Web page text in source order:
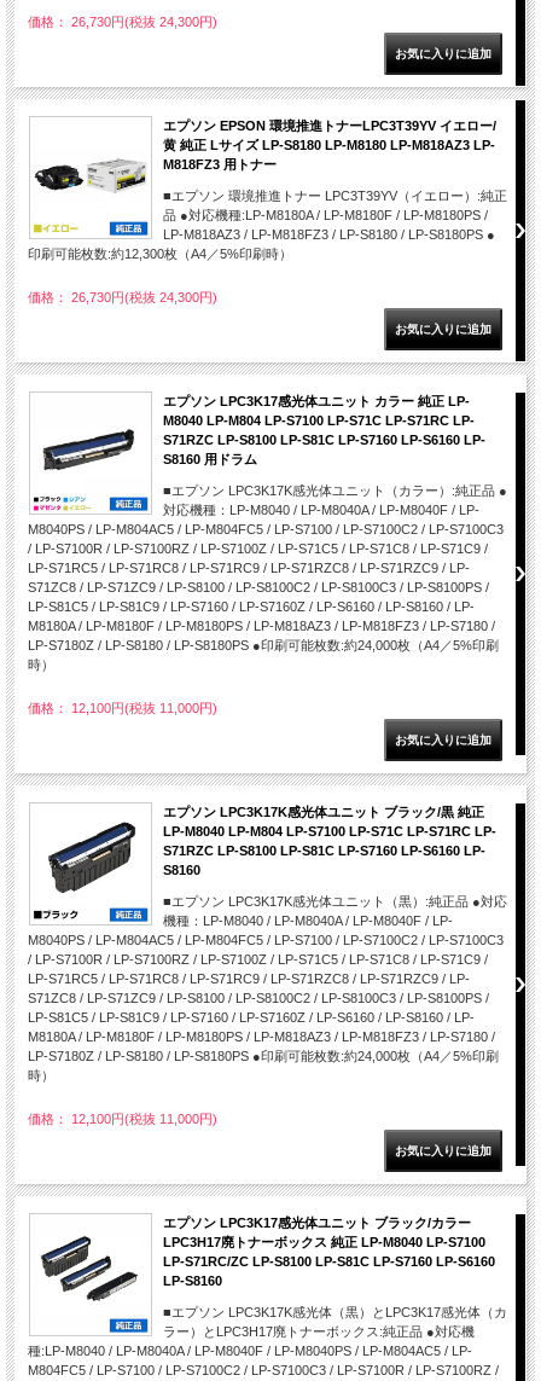
価格： 26,730円(税抜 24,300円)
エプソン EPSON 環境推進トナーLPC3T39YV イエロー/
黄 純正 Lサイズ LP-S8180 LP-M8180 LP-M818AZ3 LP-
M818FZ3 用トナー
■エプソン 環境推進トナー LPC3T39YV（イエロー）:純正
品 ●対応機種:LP-M8180A / LP-M8180F / LP-M8180PS /
LP-M818AZ3 / LP-M818FZ3 / LP-S8180 / LP-S8180PS ●
印刷可能枚数:約12,300枚（A4／5%印刷時）
価格： 26,730円(税抜 24,300円)
エプソン LPC3K17感光体ユニット カラー 純正 LP-
M8040 LP-M804 LP-S7100 LP-S71C LP-S71RC LP-
S71RZC LP-S8100 LP-S81C LP-S7160 LP-S6160 LP-
S8160 用ドラム
■エプソン LPC3K17K感光体ユニット（カラー）:純正品 ●
対応機種：LP-M8040 / LP-M8040A / LP-M8040F / LP-
M8040PS / LP-M804AC5 / LP-M804FC5 / LP-S7100 / LP-S7100C2 / LP-S7100C3
/ LP-S7100R / LP-S7100RZ / LP-S7100Z / LP-S71C5 / LP-S71C8 / LP-S71C9 /
LP-S71RC5 / LP-S71RC8 / LP-S71RC9 / LP-S71RZC8 / LP-S71RZC9 / LP-
S71ZC8 / LP-S71ZC9 / LP-S8100 / LP-S8100C2 / LP-S8100C3 / LP-S8100PS /
LP-S81C5 / LP-S81C9 / LP-S7160 / LP-S7160Z / LP-S6160 / LP-S8160 / LP-
M8180A / LP-M8180F / LP-M8180PS / LP-M818AZ3 / LP-M818FZ3 / LP-S7180 /
LP-S7180Z / LP-S8180 / LP-S8180PS ●印刷可能枚数:約24,000枚（A4／5%印刷
時）
価格： 12,100円(税抜 11,000円)
エプソン LPC3K17K感光体ユニット ブラック/黒 純正
LP-M8040 LP-M804 LP-S7100 LP-S71C LP-S71RC LP-
S71RZC LP-S8100 LP-S81C LP-S7160 LP-S6160 LP-
S8160
■エプソン LPC3K17K感光体ユニット（黒）:純正品 ●対応
機種：LP-M8040 / LP-M8040A / LP-M8040F / LP-
M8040PS / LP-M804AC5 / LP-M804FC5 / LP-S7100 / LP-S7100C2 / LP-S7100C3
/ LP-S7100R / LP-S7100RZ / LP-S7100Z / LP-S71C5 / LP-S71C8 / LP-S71C9 /
LP-S71RC5 / LP-S71RC8 / LP-S71RC9 / LP-S71RZC8 / LP-S71RZC9 / LP-
S71ZC8 / LP-S71ZC9 / LP-S8100 / LP-S8100C2 / LP-S8100C3 / LP-S8100PS /
LP-S81C5 / LP-S81C9 / LP-S7160 / LP-S7160Z / LP-S6160 / LP-S8160 / LP-
M8180A / LP-M8180F / LP-M8180PS / LP-M818AZ3 / LP-M818FZ3 / LP-S7180 /
LP-S7180Z / LP-S8180 / LP-S8180PS ●印刷可能枚数:約24,000枚（A4／5%印刷
時）
価格： 12,100円(税抜 11,000円)
エプソン LPC3K17感光体ユニット ブラック/カラー
LPC3H17廃トナーボックス 純正 LP-M8040 LP-S7100
LP-S71RC/ZC LP-S8100 LP-S81C LP-S7160 LP-S6160
LP-S8160
■エプソン LPC3K17K感光体（黒）とLPC3K17感光体（カ
ラー）とLPC3H17廃トナーボックス:純正品 ●対応機
種:LP-M8040 / LP-M8040A / LP-M8040F / LP-M8040PS / LP-M804AC5 / LP-
M804FC5 / LP-S7100 / LP-S7100C2 / LP-S7100C3 / LP-S7100R / LP-S7100RZ /